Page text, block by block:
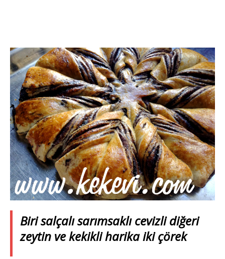
Biri salçalı sarımsaklı cevizli diğeri
zeytin ve kekikli harika iki çörek